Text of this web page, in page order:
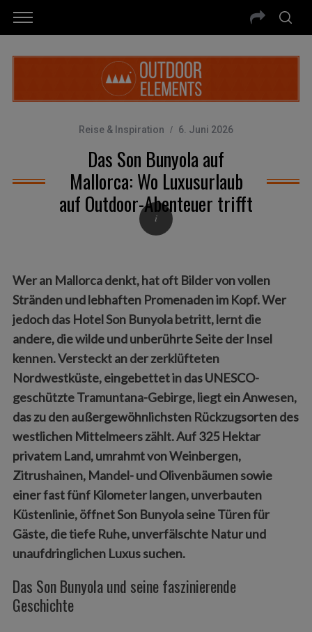
Reise & Inspiration 6. Juni 2026
Das Son Bunyola auf
Mallorca: Wo Luxusurlaub
auf Outdoor-Abenteuer trifft
Wer an Mallorca denkt, hat oft Bilder von vollen
Stränden und lebhaften Promenaden im Kopf. Wer
jedoch das Hotel Son Bunyola betritt, lernt die
andere, die wilde und unberührte Seite der Insel
kennen. Versteckt an der zerklüfteten
Nordwestküste, eingebettet in das UNESCO-
geschützte Tramuntana-Gebirge, liegt ein Anwesen,
das zu den außergewöhnlichsten Rückzugsorten des
westlichen Mittelmeers zählt. Auf 325 Hektar
privatem Land, umrahmt von Weinbergen,
Zitrushainen, Mandel- und Olivenbäumen sowie
einer fast fünf Kilometer langen, unverbauten
Küstenlinie, öffnet Son Bunyola seine Türen für
Gäste, die tiefe Ruhe, unverfälschte Natur und
unaufdringlichen Luxus suchen.
Das Son Bunyola und seine faszinierende
Geschichte